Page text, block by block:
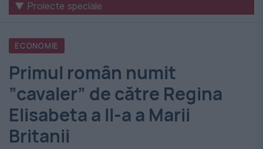
internaționale
România
-
Evenimentul
Zilei
▼ Proiecte speciale
ECONOMIE
Primul român numit
”cavaler” de către Regina
Elisabeta a II-a a Marii
Britanii